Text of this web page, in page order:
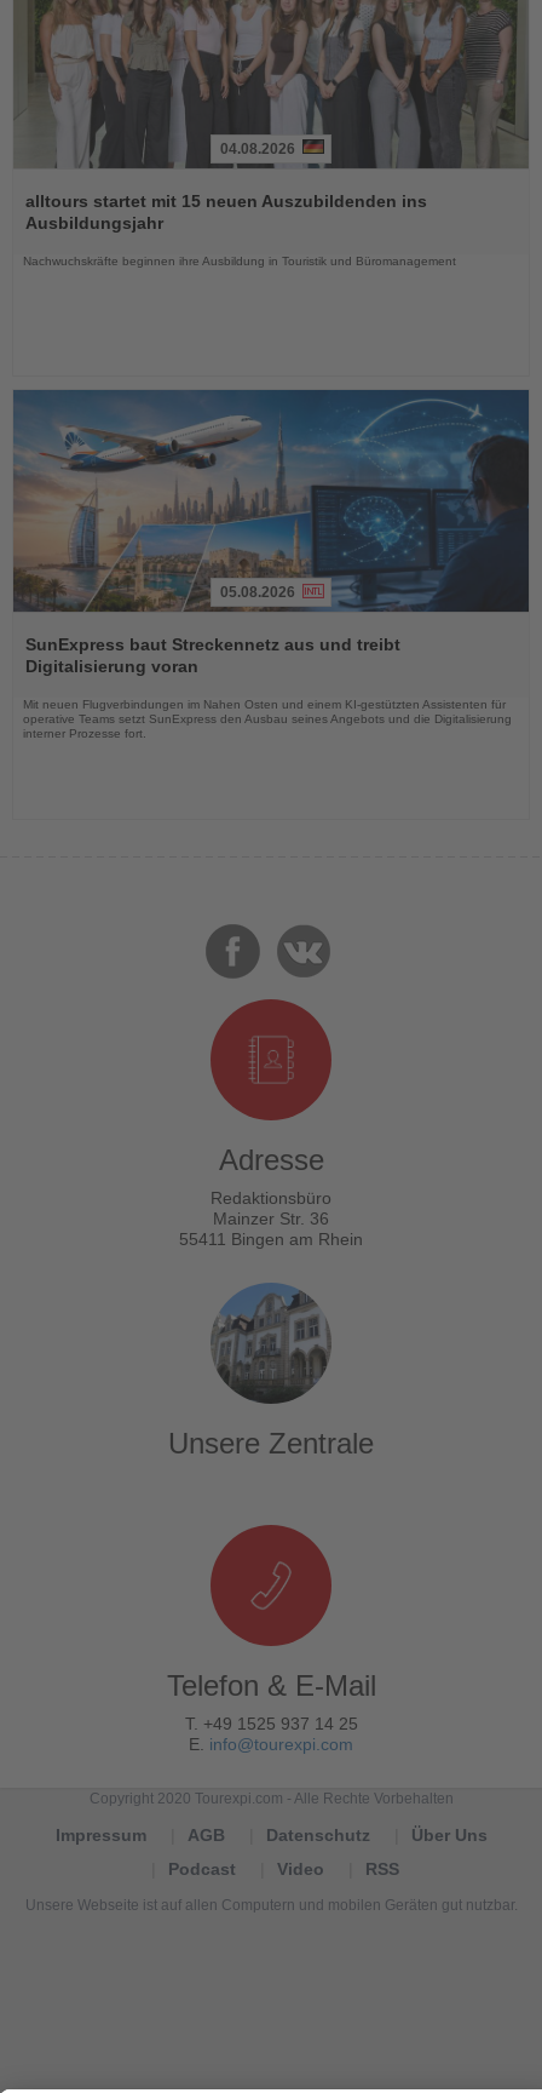
Sie
die
04.08.2026
alltours startet mit 15 neuen Auszubildenden ins
Ausbildungsjahr
Nachwuchskräfte beginnen ihre Ausbildung in Touristik und Büromanagement
Sie
die
Nachrichten
05.08.2026
SunExpress baut Streckennetz aus und treibt
Digitalisierung voran
Mit neuen Flugverbindungen im Nahen Osten und einem KI-gestützten Assistenten für
operative Teams setzt SunExpress den Ausbau seines Angebots und die Digitalisierung
interner Prozesse fort.
Adresse
Redaktionsbüro
Mainzer Str. 36
55411 Bingen am Rhein
Unsere Zentrale
Telefon & E-Mail
T. +49 1525 937 14 25
E. info@tourexpi.com
Copyright 2020 Tourexpi.com - Alle Rechte Vorbehalten
Impressum AGB Datenschutz
Über Uns
Podcast
Video RSS
Unsere Webseite ist auf allen Computern und mobilen Geräten gut nutzbar.